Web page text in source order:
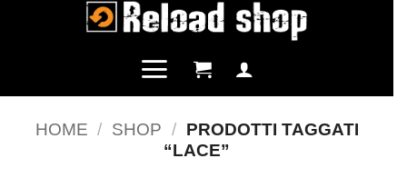
HOME / SHOP / PRODOTTI TAGGATI
“LACE”